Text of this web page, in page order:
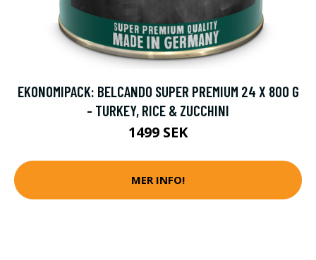
EKONOMIPACK: BELCANDO SUPER PREMIUM 24 X 800 G
- TURKEY, RICE & ZUCCHINI
1499 SEK
MER INFO!